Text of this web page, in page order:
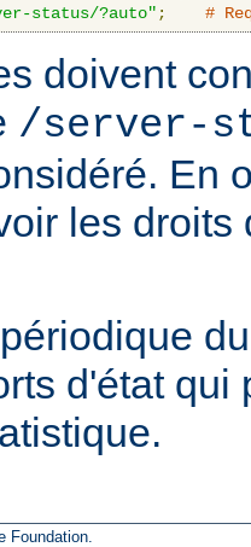
status/?auto" ; #
doivent
/server-
En
les
d'état
Foundation.